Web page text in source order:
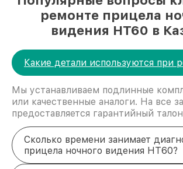
ремонте прицела
видения HT60 в
Какие детали используются при
Мы устанавливаем подлинные
или качественные аналоги. На все
предоставляется гарантийный
Сколько времени занимает
прицела ночного видения HT60?